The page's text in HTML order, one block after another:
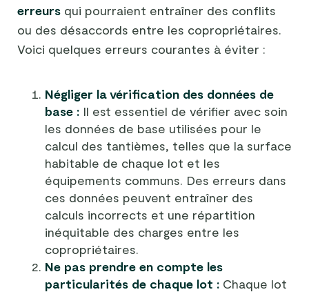
erreurs qui pourraient entraîner des conflits
ou des désaccords entre les copropriétaires.
Voici quelques erreurs courantes à éviter :
Négliger la vérification des données de
base : Il est essentiel de vérifier avec soin
les données de base utilisées pour le
calcul des tantièmes, telles que la surface
habitable de chaque lot et les
équipements communs. Des erreurs dans
ces données peuvent entraîner des
calculs incorrects et une répartition
inéquitable des charges entre les
copropriétaires.
Ne pas prendre en compte les
particularités de chaque lot : Chaque lot